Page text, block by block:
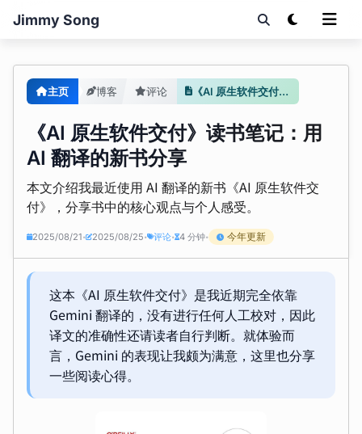
Jimmy Song
主页 博客 评论 《AI 原生软件交付》读书笔记：用 AI 翻译的新书分享
《AI 原生软件交付》读书笔记：用
AI 翻译的新书分享
本文介绍我最近使用 AI 翻译的新书《AI 原生软件交
付》，分享书中的核心观点与个人感受。
2025/08/21 • 2025/08/25 • 评论• 4 分钟• 今年更新
这本《AI 原生软件交付》是我近期完全依靠
Gemini 翻译的，没有进行任何人工校对，因此
译文的准确性还请读者自行判断。就体验而
言，Gemini 的表现让我颇为满意，这里也分享
一些阅读心得。